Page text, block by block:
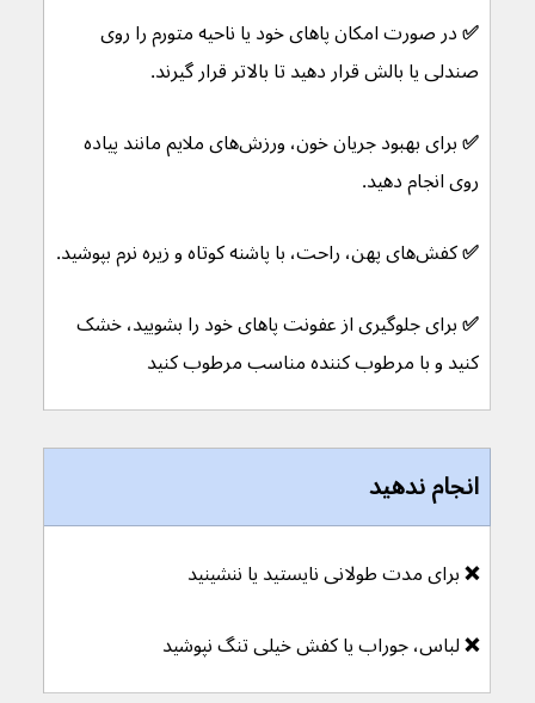
✅ در صورت امکان پاهای خود یا ناحیه متورم را روی
صندلی یا بالش قرار دهید تا بالاتر قرار گیرند.
✅
برای بهبود جریان خون، ورزش‌های ملایم مانند پیاده
روی انجام دهید.
✅ کفش‌های پهن، راحت، با پاشنه کوتاه و زیره نرم بپوشید.
✅ برای جلوگیری از عفونت پاهای خود را بشویید، خشک
کنید و با مرطوب کننده مناسب مرطوب کنید
انجام ندهید
❌ برای مدت طولانی نایستید یا ننشینید
❌ لباس، جوراب یا کفش خیلی تنگ نپوشید